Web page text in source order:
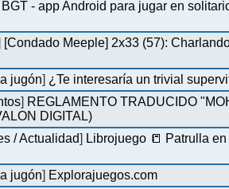
BGT - app Android para jugar en
[Condado Meeple] 2x33 (57):
jugón] ¿Te interesaría un trivial
] REGLAMENTO TRADUCIDO
DIGITAL)
/ Actualidad] Librojuego 📒 Patrulla
jugón] Explorajuegos.com